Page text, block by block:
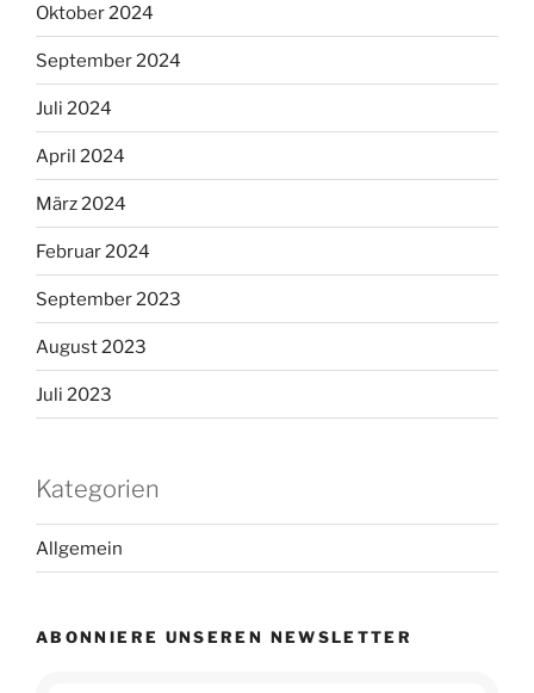
Oktober 2024
September 2024
Juli 2024
April 2024
März 2024
Februar 2024
September 2023
August 2023
Juli 2023
Kategorien
Allgemein
ABONNIERE UNSEREN NEWSLETTER